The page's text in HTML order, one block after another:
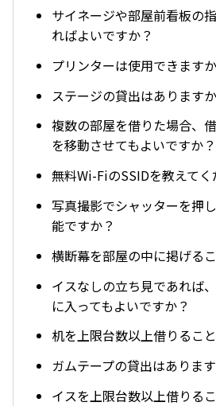
サイネージや部屋前看板の
ればよいですか？
プリンターは使用できます
ステージの貸出はあります
複数の部屋を借りた場合、
を移動させてもよいですか？
無料Wi-FiのSSIDを教えてく
写真撮影でシャッターを押
能ですか？
横断幕を部屋の中に掲げる
イスなしの立ち見であれば
に入ってもよいですか？
机を上限台数以上借りるこ
ガムテープの貸出はありま
イスを上限台数以上借りる